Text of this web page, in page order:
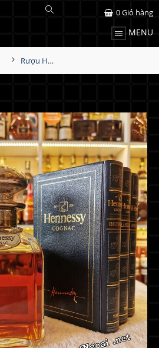
MENU
0Giỏ hàng
Rượu Hennessy Napoleon Silver